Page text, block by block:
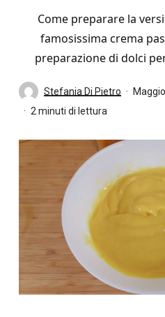
Come preparare la
famosissima crema
preparazione di dolci
Stefania Di Pietro
2 minuti di lettura